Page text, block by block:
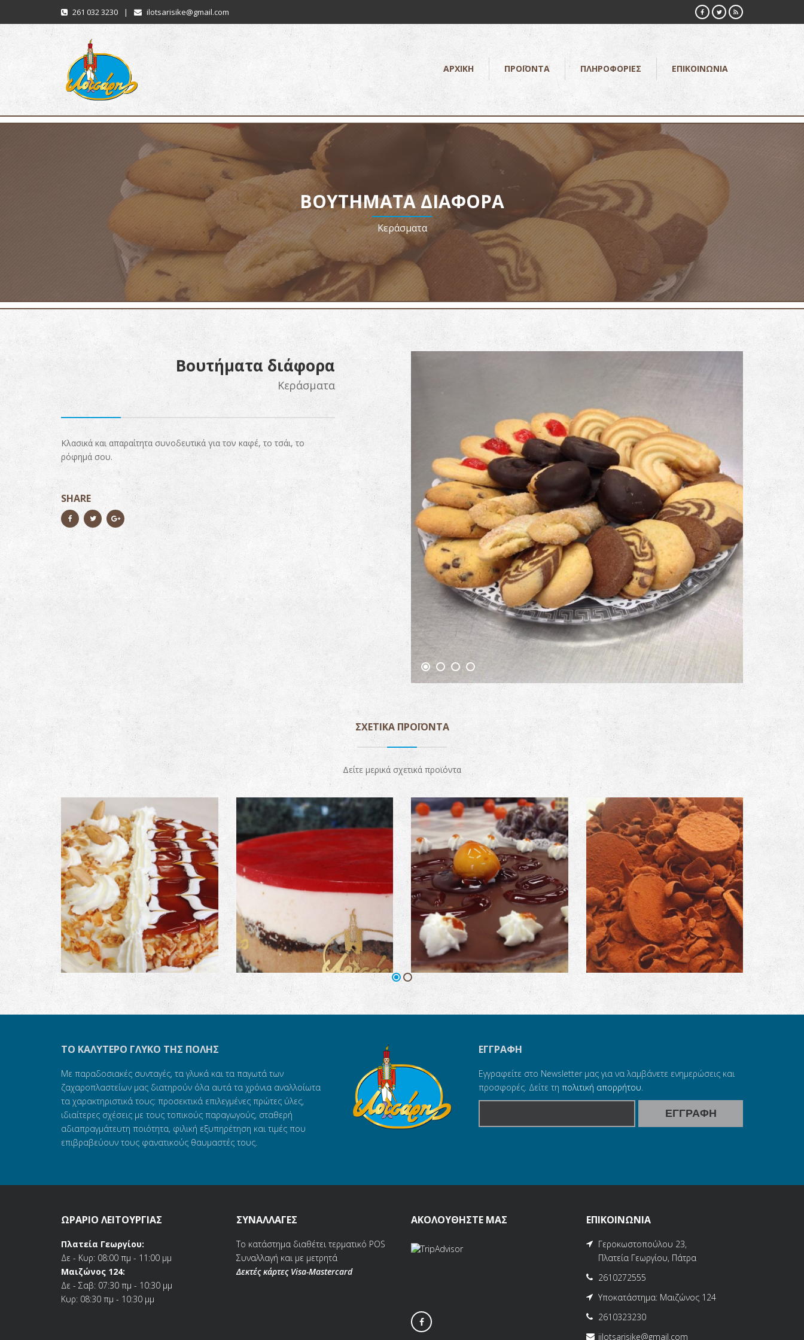
261 032 3230 | ilotsarisike@gmail.com
ΑΡΧΙΚΗ ΠΡΟΪΟΝΤΑ ΠΛΗΡΟΦΟΡΙΕΣ ΕΠΙΚΟΙΝΩΝΙΑ
ΒΟΥΤΉΜΑΤΑ ΔΙΆΦΟΡΑ
Κεράσματα
Βουτήματα διάφορα
Κεράσματα
Κλασικά και απαραίτητα συνοδευτικά για τον καφέ, το τσάι, το
ρόφημά σου.
SHARE
ΣΧΕΤΙΚΆ ΠΡΟΪΌΝΤΑ
Δείτε μερικά σχετικά προϊόντα
Τούρτα 50-50 Τούρτα Σοκολάτα – Φράουλα Τούρτα Καραμέλα – Σοκολάτα Τούρτα Φαραώ
ΤΟ ΚΑΛΎΤΕΡΟ ΓΛΥΚΌ ΤΗΣ ΠΌΛΗΣ
Με παραδοσιακές συνταγές, τα γλυκά και τα παγωτά των
ζαχαροπλαστείων μας διατηρούν όλα αυτά τα χρόνια αναλλοίωτα
τα χαρακτηριστικά τους: προσεκτικά επιλεγμένες πρώτες ύλες,
ιδιαίτερες σχέσεις με τους τοπικούς παραγωγούς, σταθερή
αδιαπραγμάτευτη ποιότητα, φιλική εξυπηρέτηση και τιμές που
επιβραβεύουν τους φανατικούς θαυμαστές τους.
ΕΓΓΡΑΦΗ
Εγγραφείτε στο Newsletter μας για να λαμβάνετε ενημερώσεις και
προσφορές. Δείτε τη πολιτική απορρήτου.
ΩΡΑΡΙΟ ΛΕΙΤΟΥΡΓΙΑΣ
Πλατεία Γεωργίου:
Δε - Κυρ: 08:00 πμ - 11:00 μμ
Μαιζώνος 124:
Δε - Σαβ: 07:30 πμ - 10:30 μμ
Κυρ: 08:30 πμ - 10:30 μμ
ΣΥΝΑΛΛΑΓΕΣ
Το κατάστημα διαθέτει τερματικό POS
Συναλλαγή και με μετρητά
Δεκτές κάρτες Visa-Mastercard
ΑΚΟΛΟΥΘΗΣΤΕ ΜΑΣ ΕΠΙΚΟΙΝΩΝΙΑ
Γεροκωστοπούλου 23,
Πλατεία Γεωργίου, Πάτρα
2610272555
Υποκατάστημα: Μαιζώνος 124
2610323230
iilotsarisike@gmail.com